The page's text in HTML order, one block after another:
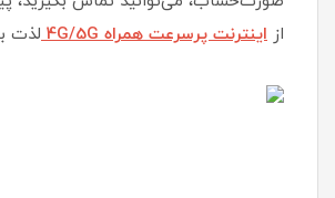
از اینترنت پرسرعت همراه 4G/5G لذت